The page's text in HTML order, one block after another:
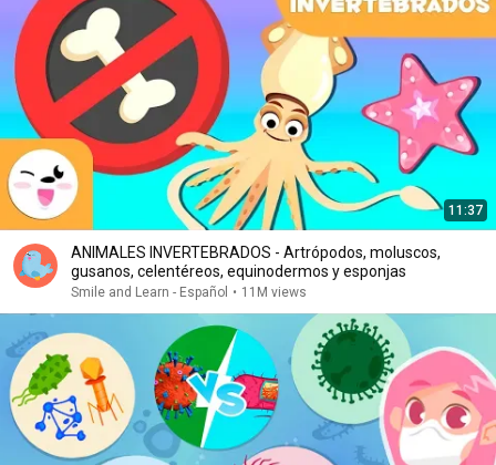
11:37
ANIMALES INVERTEBRADOS - Artrópodos, moluscos,
gusanos, celentéreos, equinodermos y esponjas
Smile and Learn - Español • 11M views